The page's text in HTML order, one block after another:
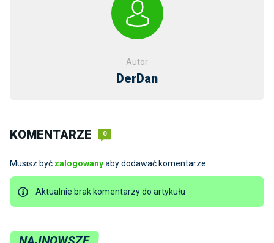
Autor
DerDan
KOMENTARZE 0
Musisz być zalogowanyaby dodawać komentarze.
Aktualnie brak komentarzy do artykułu